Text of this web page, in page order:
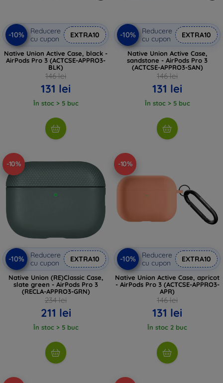
-10%
Reducere
cu cupon
EXTRA10
Native Union Active Case, black -
AirPods Pro 3 (ACTCSE-APPRO3-
BLK)
146 lei
131 lei
În stoc > 5 buc
-10%
Reducere
cu cupon
EXTRA10
Native Union Active Case,
sandstone - AirPods Pro 3
(ACTCSE-APPRO3-SAN)
146 lei
131 lei
În stoc > 5 buc
-10%
-10%
Reducere
cu cupon
EXTRA10
Native Union (RE)Classic Case,
slate green - AirPods Pro 3
(RECLA-APPRO3-GRN)
234 lei
211 lei
În stoc > 5 buc
-10%
-10%
Reducere
cu cupon
EXTRA10
Native Union Active Case, apricot
- AirPods Pro 3 (ACTCSE-APPRO3-
APR)
146 lei
131 lei
În stoc 2 buc